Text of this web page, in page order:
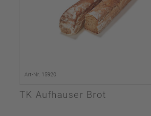
Art-Nr. 15920
TK Aufhauser Brot